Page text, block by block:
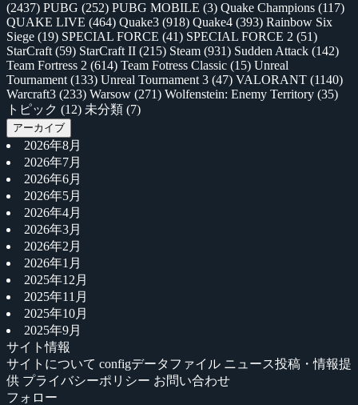
(2437) PUBG (252) PUBG MOBILE (3) Quake Champions (117)
QUAKE LIVE (464) Quake3 (918) Quake4 (393) Rainbow Six
Siege (19) SPECIAL FORCE (41) SPECIAL FORCE 2 (51)
StarCraft (59) StarCraft II (215) Steam (931) Sudden Attack (142)
Team Fortress 2 (614) Team Fotress Classic (15) Unreal
Tournament (133) Unreal Tournament 3 (47) VALORANT (1140)
Warcraft3 (233) Warsow (271) Wolfenstein: Enemy Territory (35)
トピック (12) 未分類 (7)
アーカイブ
2026年8月
2026年7月
2026年6月
2026年5月
2026年4月
2026年3月
2026年2月
2026年1月
2025年12月
2025年11月
2025年10月
2025年9月
サイト情報
サイトについて configデータファイル ニュース投稿・情報提
供 プライバシーポリシー お問い合わせ
フォロー